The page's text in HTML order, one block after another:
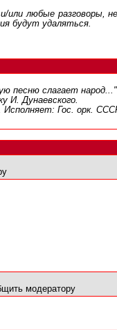
и/или любые разговоры,
будут удаляться.
песню слагает народ..."
И. Дунаевского.
Гос. орк.
модератору